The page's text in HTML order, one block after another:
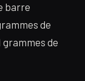
barre
de
grammes de